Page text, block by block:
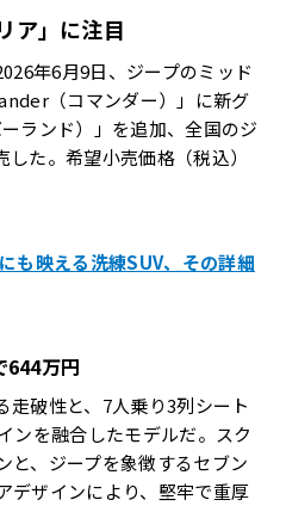
ア」に注目
年6月9日、ジープのミッド
（コマンダー）」に新グ
ランド）」を追加、全国のジ
た。希望小売価格（税込）
も映える洗練SUV、その詳細
644万円
走破性と、7人乗り3列シート
ンを融合したモデルだ。スク
と、ジープを象徴するセブン
デザインにより、堅牢で重厚